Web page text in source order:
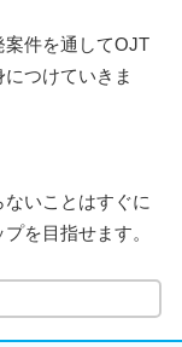
案件を通してOJT
つけていきま
いことはすぐに
を目指せます。